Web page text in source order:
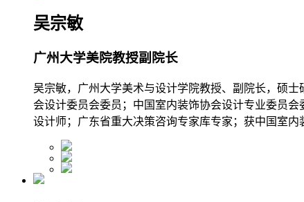
吴宗敏
广州大学美院教授副院长
吴宗敏，广州大学美术与设计学院教授、副院长，硕
会设计委员会委员；中国室内装饰协会设计专业委员
设计师；广东省重大决策咨询专家库专家；获中国室内